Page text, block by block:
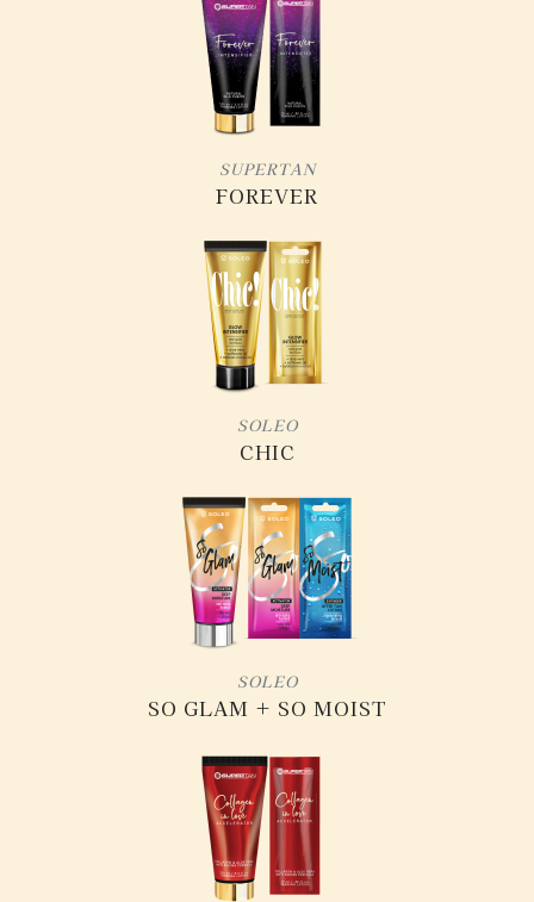
SUPERTAN
FOREVER
SOLEO
CHIC
SOLEO
SO GLAM + SO MOIST